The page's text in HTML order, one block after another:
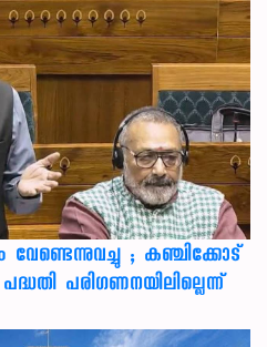
; കഞ്ചിക്കോട്
പരിഗണനയിലില്ലെന്ന്